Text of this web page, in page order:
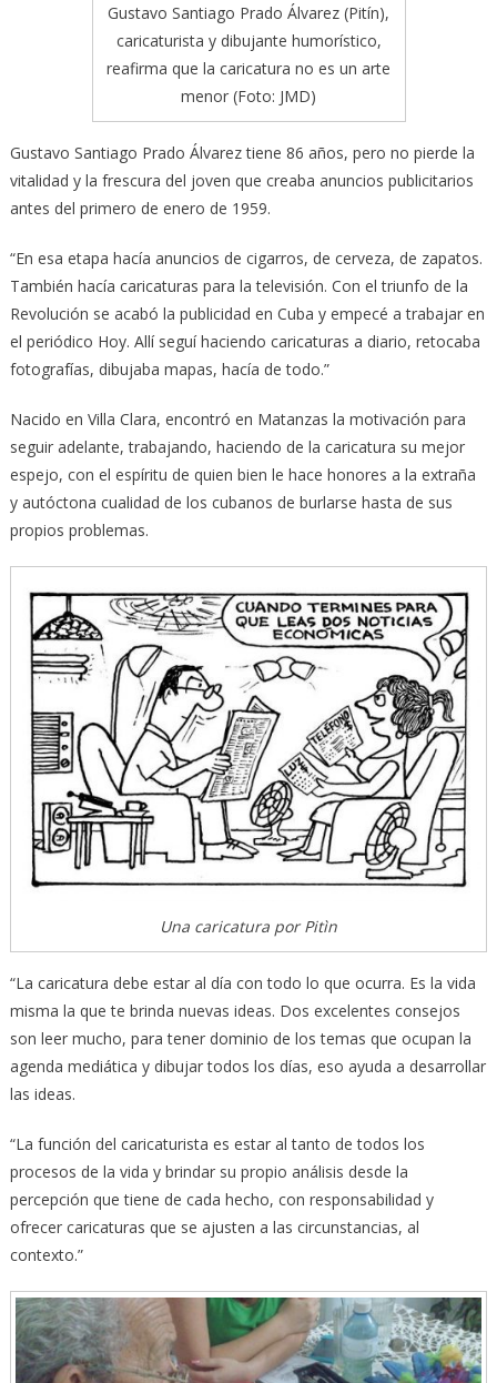
Gustavo Santiago Prado Álvarez (Pitín),
caricaturista y dibujante humorístico,
reafirma que la caricatura no es un arte
menor (Foto: JMD)
Gustavo Santiago Prado Álvarez tiene 86 años, pero no pierde la
vitalidad y la frescura del joven que creaba anuncios publicitarios
antes del primero de enero de 1959.
“En esa etapa hacía anuncios de cigarros, de cerveza, de zapatos.
También hacía caricaturas para la televisión. Con el triunfo de la
Revolución se acabó la publicidad en Cuba y empecé a trabajar en
el periódico Hoy. Allí seguí haciendo caricaturas a diario, retocaba
fotografías, dibujaba mapas, hacía de todo.”
Nacido en Villa Clara, encontró en Matanzas la motivación para
seguir adelante, trabajando, haciendo de la caricatura su mejor
espejo, con el espíritu de quien bien le hace honores a la extraña
y autóctona cualidad de los cubanos de burlarse hasta de sus
propios problemas.
Una caricatura por Pitìn
“La caricatura debe estar al día con todo lo que ocurra. Es la vida
misma la que te brinda nuevas ideas. Dos excelentes consejos
son leer mucho, para tener dominio de los temas que ocupan la
agenda mediática y dibujar todos los días, eso ayuda a desarrollar
las ideas.
“La función del caricaturista es estar al tanto de todos los
procesos de la vida y brindar su propio análisis desde la
percepción que tiene de cada hecho, con responsabilidad y
ofrecer caricaturas que se ajusten a las circunstancias, al
contexto.”